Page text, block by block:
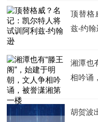
顶替格
兹-约翰
湘潭也
相吟诵
胡贺波